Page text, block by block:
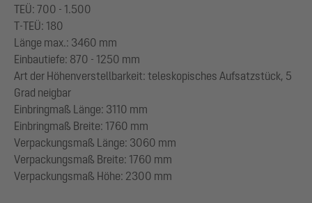
TEÜ: 700 - 1.500
T-TEÜ: 180
Länge max.: 3460 mm
Einbautiefe: 870 - 1250 mm
Art der Höhenverstellbarkeit: teleskopisches Aufsatzstück, 5
Grad neigbar
Einbringmaß Länge: 3110 mm
Einbringmaß Breite: 1760 mm
Verpackungsmaß Länge: 3060 mm
Verpackungsmaß Breite: 1760 mm
Verpackungsmaß Höhe: 2300 mm